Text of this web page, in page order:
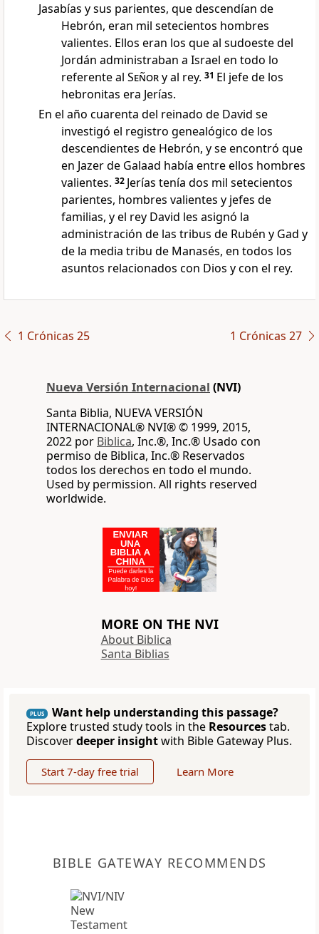
Jasabías y sus parientes, que descendían de
Hebrón, eran mil setecientos hombres
valientes. Ellos eran los que al sudoeste del
Jordán administraban a Israel en todo lo
referente al Señory al rey. 31 El jefe de los
hebronitas era Jerías.
En el año cuarenta del reinado de David se
investigó el registro genealógico de los
descendientes de Hebrón, y se encontró que
en Jazer de Galaad había entre ellos hombres
valientes. 32 Jerías tenía dos mil setecientos
parientes, hombres valientes y jefes de
familias, y el rey David les asignó la
administración de las tribus de Rubén y Gad y
de la media tribu de Manasés, en todos los
asuntos relacionados con Dios y con el rey.
1 Crónicas 25 1 Crónicas 27
Nueva Versión Internacional (NVI)
Santa Biblia, NUEVA VERSIÓN
INTERNACIONAL® NVI® © 1999, 2015,
2022 por Biblica, Inc.®, Inc.® Usado con
permiso de Biblica, Inc.® Reservados
todos los derechos en todo el mundo.
Used by permission. All rights reserved
worldwide.
MORE ON THE NVI
About Biblica
Santa Biblias
PLUS
Want help understanding this passage?
Explore trusted study tools in the Resourcestab.
Discoverdeeper insightwith Bible Gateway Plus.
Start 7-day free trial Learn More
BIBLE GATEWAY RECOMMENDS